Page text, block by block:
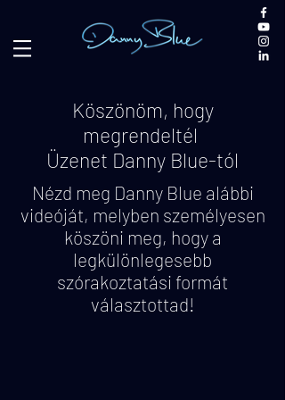
Köszönöm, hogy
megrendeltél
Üzenet Danny Blue-tól
Nézd meg Danny Blue alábbi
videóját, melyben személyesen
köszöni meg, hogy a
legkülönlegesebb
szórakoztatási formát
választottad!